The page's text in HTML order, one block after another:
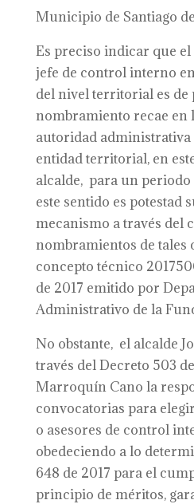
Municipio de Santiago
Es preciso indicar que
jefe de control interno
del nivel territorial es de
nombramiento recae en
autoridad administrativa
entidad territorial, en
alcalde, para un periodo
este sentido es potestad
mecanismo a través del
nombramientos de tales
concepto técnico
de 2017 emitido por
Administrativo de la
No obstante, el alcalde
través del Decreto 503
Marroquín Cano la
convocatorias para
o asesores de control
obedeciendo a lo
648 de 2017 para el
principio de méritos,